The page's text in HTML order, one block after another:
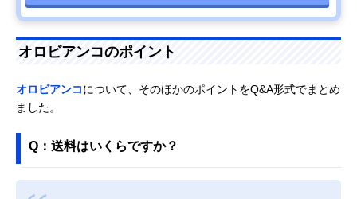
オロビアンコのポイント
オロビアンコについて、そのほかのポイントをQ&A形式でまとめ
ました。
Q：送料はいくらですか？